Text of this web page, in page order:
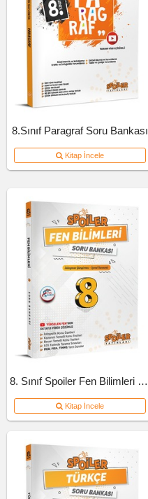
8.Sınıf Paragraf Soru Bankası
Kitap İncele
8. Sınıf Spoiler Fen Bilimleri Soru Bankası
Kitap İncele